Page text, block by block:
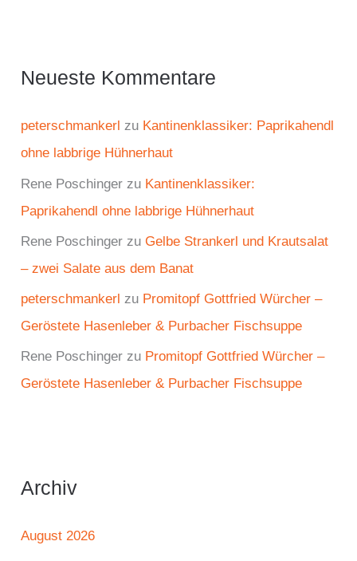
Neueste Kommentare
peterschmankerl zu Kantinenklassiker: Paprikahendl
ohne labbrige Hühnerhaut
Rene Poschinger zu Kantinenklassiker:
Paprikahendl ohne labbrige Hühnerhaut
Rene Poschinger zuGelbe Strankerl und Krautsalat
– zwei Salate aus dem Banat
peterschmankerl zu Promitopf Gottfried Würcher –
Geröstete Hasenleber & Purbacher Fischsuppe
Rene Poschinger zu Promitopf Gottfried Würcher –
Geröstete Hasenleber & Purbacher Fischsuppe
Archiv
August 2026